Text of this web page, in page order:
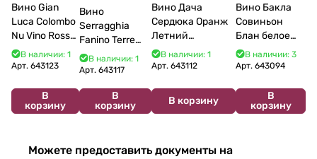
Вино Gian
Luca Colombo
Nu Vino Rosso
2025 750 мл
В наличии: 1
Арт. 643123
В
корзину
Вино
Serragghia
Fanino Terre
Siciliane IGP
2022 750 мл
В наличии: 1
Арт.643117
В
корзину
Вино Дача
Сердюка Оранж
Летний
Сибирьковый
2024 750 мл
В наличии: 1
Арт. 643112
В корзину
Вино Бакла
Совиньон
Блан белое
сухое 750 мл
12%
В наличии: 3
Арт.643094
В
корзину
Можете предоставить документы на